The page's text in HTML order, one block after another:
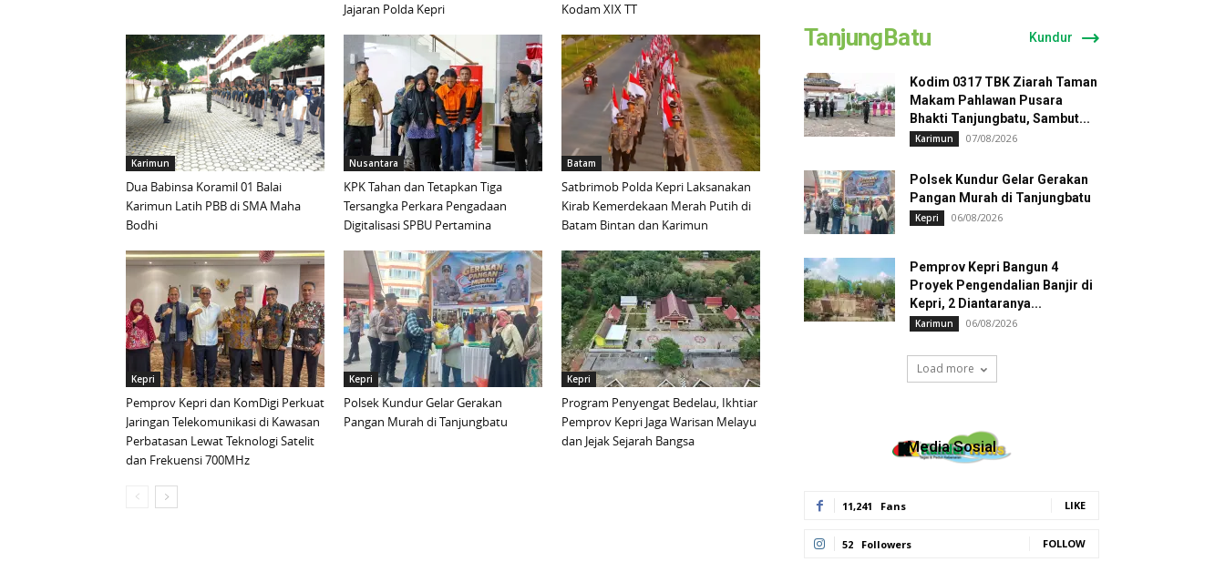
Jajaran Polda Kepri
Kodam XIX TT
Karimun
Dua Babinsa Koramil 01 Balai
Karimun Latih PBB di SMA Maha
Bodhi
Nusantara
KPK Tahan dan Tetapkan Tiga
Tersangka Perkara Pengadaan
Digitalisasi SPBU Pertamina
Batam
Satbrimob Polda Kepri Laksanakan
Kirab Kemerdekaan Merah Putih di
Batam Bintan dan Karimun
Kepri
Pemprov Kepri dan KomDigi Perkuat
Jaringan Telekomunikasi di Kawasan
Perbatasan Lewat Teknologi Satelit
dan Frekuensi 700MHz
Kepri
Polsek Kundur Gelar Gerakan
Pangan Murah di Tanjungbatu
Kepri
Program Penyengat Bedelau, Ikhtiar
Pemprov Kepri Jaga Warisan Melayu
dan Jejak Sejarah Bangsa
TanjungBatu Kundur
Kodim 0317 TBK Ziarah Taman
Makam Pahlawan Pusara
Bhakti Tanjungbatu, Sambut...
Karimun 07/08/2026
Polsek Kundur Gelar Gerakan
Pangan Murah di Tanjungbatu
Kepri 06/08/2026
Pemprov Kepri Bangun 4
Proyek Pengendalian Banjir di
Kepri, 2 Diantaranya...
Karimun 06/08/2026
Load more
Media Sosial
11,241 Fans LIKE
52 Followers FOLLOW